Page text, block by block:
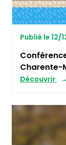
Publié le 12/
Charente-
Découvrir